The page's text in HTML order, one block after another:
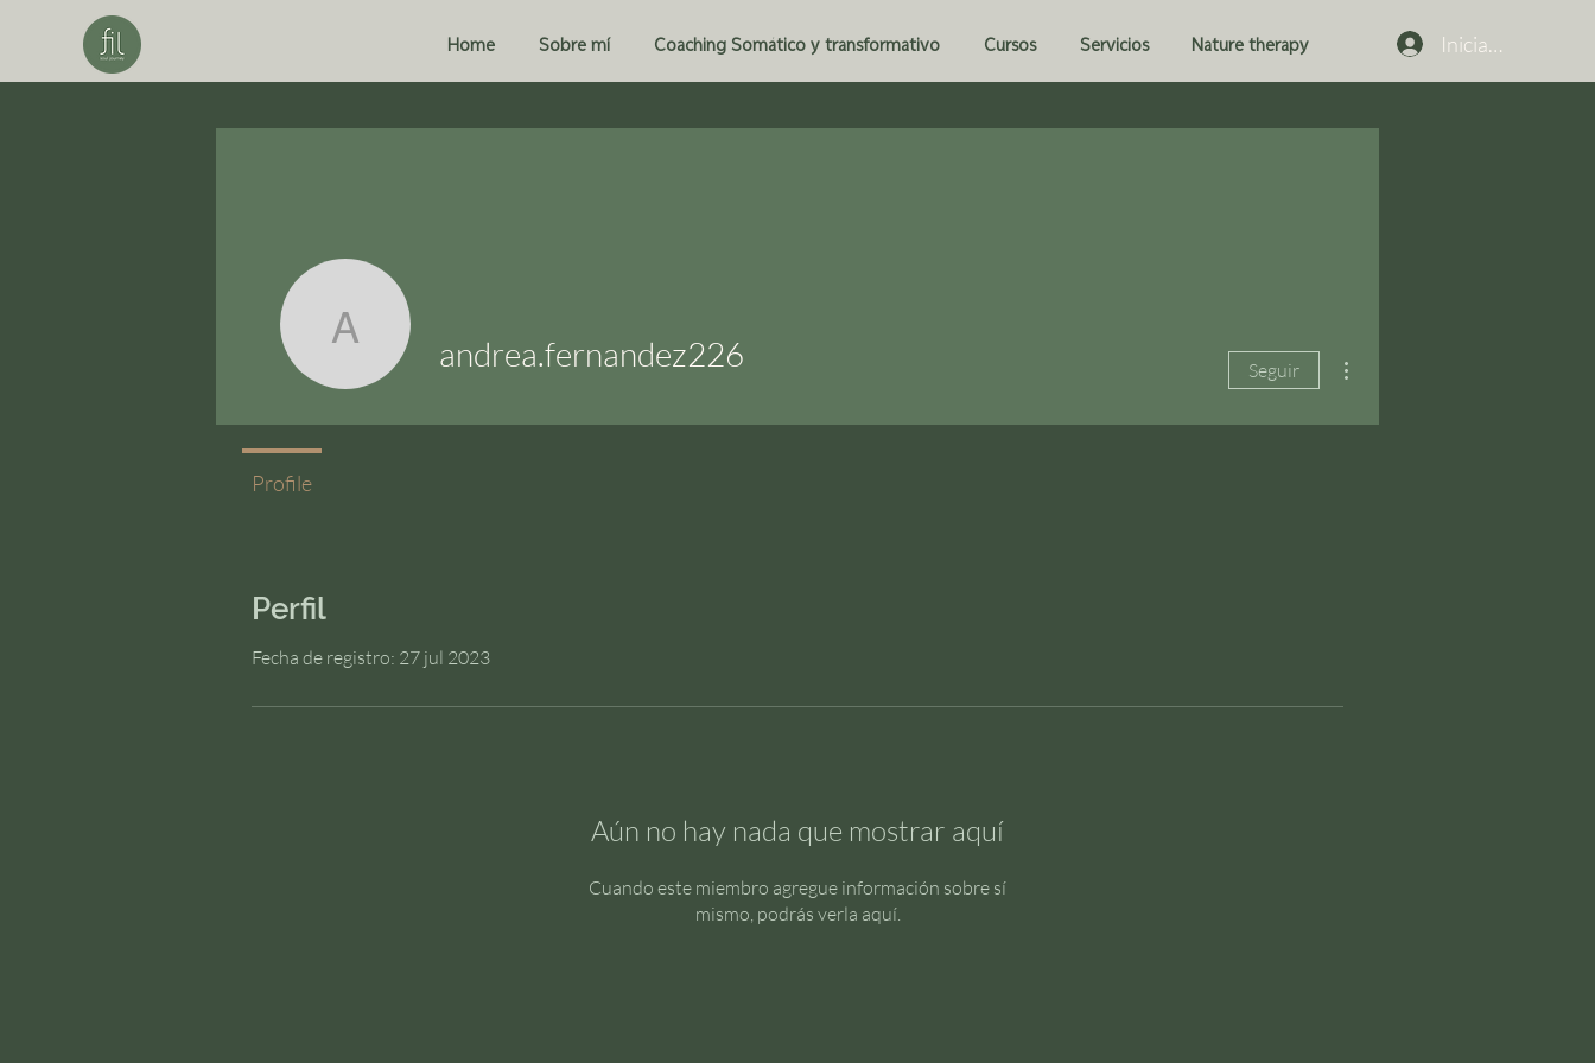
Home Sobre mí Coaching Somático y transformativo Cursos Servicios Nature therapy Iniciar sesión
Perfil
Fecha de registro: 27 jul 2023
Aún no hay nada que mostrar aquí
Cuando este miembro agregue información sobre sí
mismo, podrás verla aquí.
andrea.fernandez226
andrea.fernandez226 Seguir
Profile